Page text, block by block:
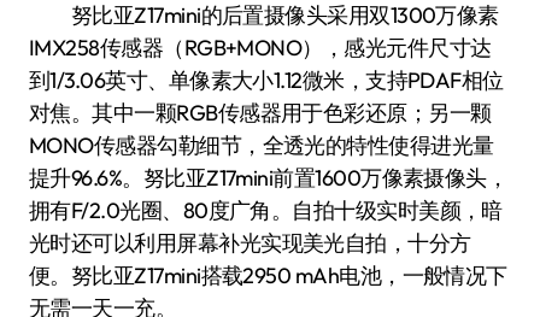
努比亚Z17mini的后置摄像头采用双1300万像素
IMX258传感器（RGB+MONO），感光元件尺寸达
到1/3.06英寸、单像素大小1.12微米，支持PDAF相位
对焦。其中一颗RGB传感器用于色彩还原；另一颗
MONO传感器勾勒细节，全透光的特性使得进光量
提升96.6%。努比亚Z17mini前置1600万像素摄像头，
拥有F/2.0光圈、80度广角。自拍十级实时美颜，暗
光时还可以利用屏幕补光实现美光自拍，十分方
便。努比亚Z17mini搭载2950 mAh电池，一般情况下
无需一天一充。